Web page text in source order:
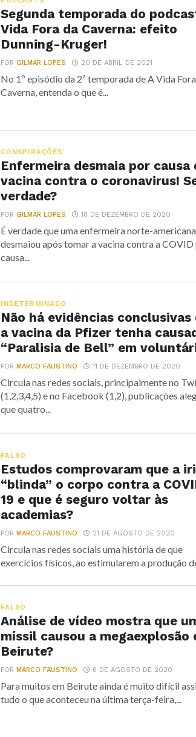
Segunda temporada do
Vida Fora da Caverna: efeito
Dunning-Kruger!
PORGILMAR LOPES 20 DE ABRIL DE 2021
No 1º episódio da 2ª temporada de A Vida
Caverna, entenda o que é...
CONSPIRAÇÕES
Enfermeira desmaia por causa
vacina contra o coronavirus!
verdade?
PORGILMAR LOPES 18 DE DEZEMBRO DE 2020
É verdade que uma enfermeira norte-americana
desmaiou após tomar a vacina contra a
causa...
INDETERMINADO
Não há evidências conclusivas
a vacina da Pfizer tenha
“Paralisia de Bell” em
PORMARCO FAUSTINO 11 DE DEZEMBRO DE 2020
Circula nas redes sociais, principalmente no
(1,2,3,4,5) e no Facebook (1,2), publicações
que quatro...
FALSO
Estudos comprovaram que a
“blinda” o corpo contra a
19 e que é seguro voltar às
academias?
PORMARCO FAUSTINO 21 DE AGOSTO DE 2020
Circula nas redes sociais uma história de que
exercícios físicos, ao estimularem a produção
FALSO
Análise de vídeo mostra que
míssil causou a megaexplosão
Beirute?
PORMARCO FAUSTINO 6 DE AGOSTO DE 2020
Para muitos em Beirute ainda é muito difícil
tudo o que aconteceu na última terça-feira,...